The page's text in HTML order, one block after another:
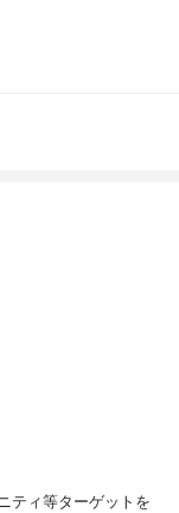
ティ等ターゲットを